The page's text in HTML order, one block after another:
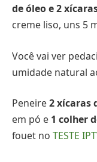
de óleo e 2
creme liso, uns 5
Você vai ver
umidade natural
Peneire2 xícaras
em pó e 1 colher
fouet no TESTE